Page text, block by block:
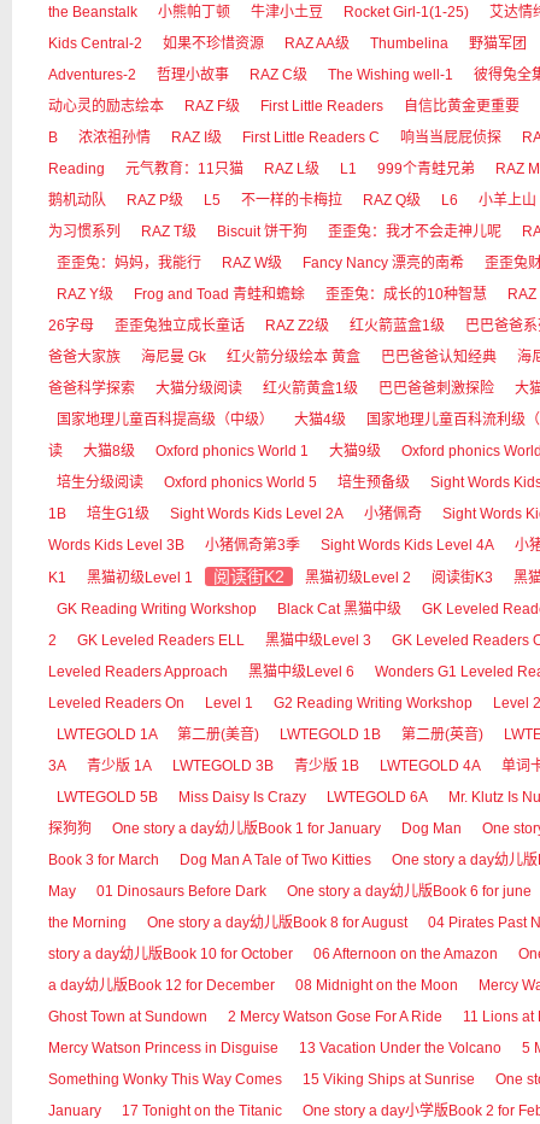
the Beanstalk
小熊帕丁顿 牛津小土豆 Rocket Girl-1(1-25)
艾达情
Kids Central-2
如果不珍惜资源 RAZ AA级 Thumbelina
野猫军团
Adventures-2
哲理小故事 RAZ C级 The Wishing well-1
彼得兔全
动心灵的励志绘本
RAZ F级 First Little Readers
自信比黄金更重要
B
浓浓祖孙情 RAZ I级 First Little Readers C 响当当屁屁侦探
Reading
元气教育：11只猫 RAZ L级 L1 999个青蛙兄弟
RAZ
鹅机动队
RAZ P级 L5 不一样的卡梅拉 RAZ Q级 L6
小羊上山
为习惯系列
RAZ T级 Biscuit 饼干狗 歪歪兔：我才不会走神儿呢
歪歪兔：妈妈，我能行
RAZ W级 Fancy Nancy 漂亮的南希
歪歪兔
RAZ Y级
Frog and Toad 青蛙和蟾蜍 歪歪兔：成长的10种智慧
RAZ
26字母
歪歪兔独立成长童话 RAZ Z2级 红火箭蓝盒1级
巴巴爸爸
爸爸大家族
海尼曼 Gk 红火箭分级绘本 黄盒 巴巴爸爸认知经典
海
爸爸科学探索
大猫分级阅读 红火箭黄盒1级 巴巴爸爸刺激探险
大
国家地理儿童百科提高级（中级）
大猫4级
国家地理儿童百科流利级
读
大猫8级 Oxford phonics World 1 大猫9级
Oxford phonics
培生分级阅读
Oxford phonics World 5 培生预备级
Sight Words
1B
培生G1级 Sight Words Kids Level 2A 小猪佩奇
Sight Words
Words Kids Level 3B
小猪佩奇第3季 Sight Words Kids Level 4A
小
K1
黑猫初级Level 1 阅读街K2 黑猫初级Level 2 阅读街K3
黑
GK Reading Writing Workshop
Black Cat 黑猫中级
GK Leveled
2
GK Leveled Readers ELL 黑猫中级Level 3
GK Leveled Readers
Leveled Readers Approach
黑猫中级Level 6
Wonders G1 Leveled
Leveled Readers On
Level 1 G2 Reading Writing Workshop
Level 2
LWTEGOLD 1A
第二册(美音) LWTEGOLD 1B 第二册(英音)
3A
青少版 1A LWTEGOLD 3B 青少版 1B LWTEGOLD 4A
单词
LWTEGOLD 5B
Miss Daisy Is Crazy LWTEGOLD 6A
Mr. Klutz Is
探狗狗
One story a day幼儿版Book 1 for January Dog Man
One
Book 3 for March
Dog Man A Tale of Two Kitties
One story a day幼儿
May
01 Dinosaurs Before Dark
One story a day幼儿版Book 6 for june
the Morning
One story a day幼儿版Book 8 for August
04 Pirates Past
story a day幼儿版Book 10 for October
06 Afternoon on the Amazon
a day幼儿版Book 12 for December
08 Midnight on the Moon
Mercy
Ghost Town at Sundown
2 Mercy Watson Gose For A Ride
11 Lions at
Mercy Watson Princess in Disguise
13 Vacation Under the Volcano
5
Something Wonky This Way Comes
15 Viking Ships at Sunrise
One
January
17 Tonight on the Titanic
One story a day小学版Book 2 for